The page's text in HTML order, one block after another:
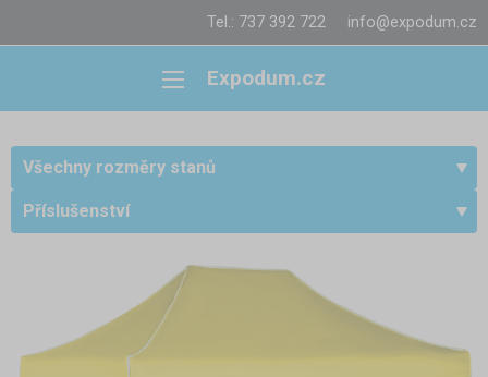
Tel.: 737 392 722 info@expodum.cz
Expodum.cz
Všechny rozměry stanů
Příslušenství